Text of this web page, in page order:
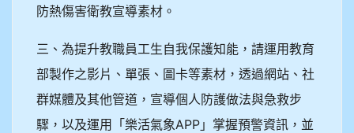
防熱傷害衛教宣導素材。
三、為提升教職員工生自我保護知能，請運用教育
部製作之影片、單張、圖卡等素材，透過網站、社
群媒體及其他管道，宣導個人防護做法與急救步
驟，以及運用「樂活氣象APP」掌握預警資訊，並